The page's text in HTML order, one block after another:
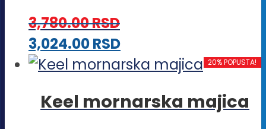
na
stranici
proizvoda.
3,780.00RSD
3,024.00RSDOvaj
proizvod
više
20% POPUSTA!
Keel mornarska majica